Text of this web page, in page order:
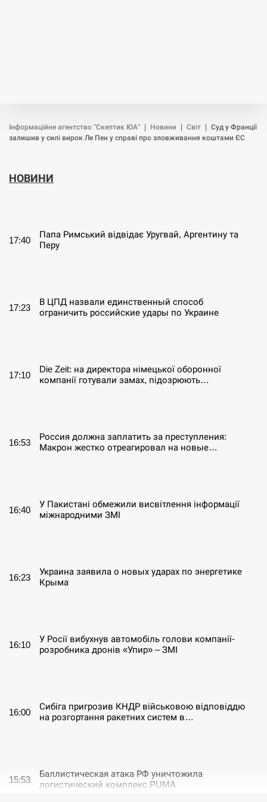
Інформаційне агентство "Скептик ЮА" Новини Світ
Суд у Франції
залишив у силі вирок Ле Пен у справі про зловживання коштами ЄС
НОВИНИ
17:40
Папа Римський відвідає Уругвай, Аргентину та
Перу
17:23
В ЦПД назвали единственный способ
ограничить российские удары по Украине
17:10
Die Zeit: на директора німецької оборонної
компанії готували замах, підозрюють…
16:53
Россия должна заплатить за преступления:
Макрон жестко отреагировал на новые…
16:40
У Пакистані обмежили висвітлення інформації
міжнародними ЗМІ
16:23
Украина заявила о новых ударах по энергетике
Крыма
16:10
У Росії вибухнув автомобіль голови компанії-
розробника дронів «Упир» – ЗМІ
16:00
Сибіга пригрозив КНДР військовою відповіддю
на розгортання ракетних систем в…
15:53
Баллистическая атака РФ уничтожила
логистический комплекс PUMA